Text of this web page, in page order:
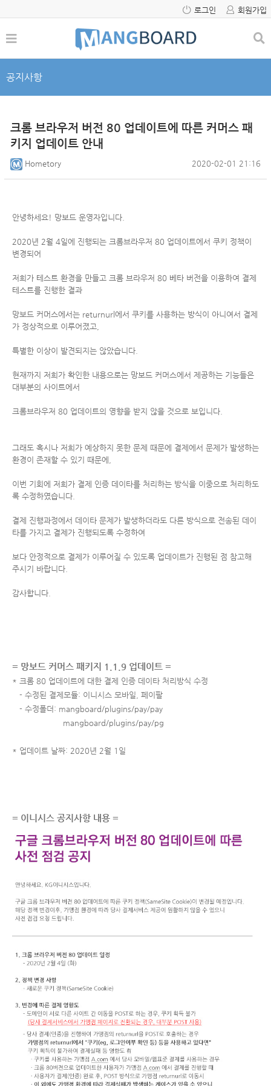
로그인 회원가입
공지사항
크롬 브라우저 버전 80 업데이트에 따른 커머스 패
키지 업데이트 안내
Hometory 2020-02-01 21:16
안녕하세요! 망보드 운영자입니다.
2020년 2월 4일에 진행되는 크롬브라우저 80 업데이트에서 쿠키 정책이
변경되어
저희가 테스트 환경을 만들고 크롬 브라우저 80 베타 버전을 이용하여 결제
테스트를 진행한 결과
망보드 커머스에서는 returnurl에서 쿠키를 사용하는 방식이 아니여서 결제
가 정상적으로 이루어졌고,
특별한 이상이 발견되지는 않았습니다.
현재까지 저희가 확인한 내용으로는 망보드 커머스에서 제공하는 기능들은
대부분의 사이트에서
크롬브라우저 80 업데이트의 영향을 받지 않을 것으로 보입니다.
그래도 혹시나 저희가 예상하지 못한 문제 때문에 결제에서 문제가 발생하는
환경이 존재할 수 있기 때문에,
이번 기회에 저희가 결제 인증 데이타를 처리하는 방식을 이중으로 처리하도
록 수정하였습니다.
결제 진행과정에서 데이타 문제가 발생하더라도 다른 방식으로 전송된 데이
타를 가지고 결제가 진행되도록 수정하여
보다 안정적으로 결제가 이루어질 수 있도록 업데이트가 진행된 점 참고해
주시기 바랍니다.
감사합니다.
= 망보드 커머스 패키지 1.1.9 업데이트 =
* 크롬 80 업데이트에 대한 결제 인증 데이타 처리방식 수정
- 수정된 결제모듈: 이니시스 모바일, 페이팔
- 수정폴더: mangboard/plugins/pay/pay
mangboard/plugins/pay/pg
* 업데이트 날짜: 2020년 2월 1일
= 이니시스 공지사항 내용 =